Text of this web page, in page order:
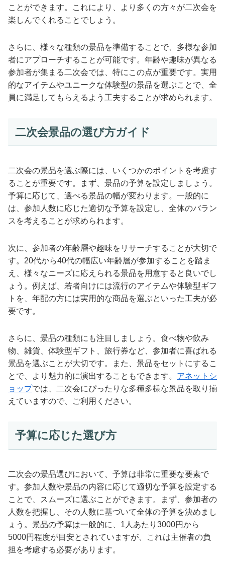
ことができます。これにより、より多くの方々が二次会を
楽しんでくれることでしょう。
さらに、様々な種類の景品を準備することで、多様な参加
者にアプローチすることが可能です。年齢や趣味が異なる
参加者が集まる二次会では、特にこの点が重要です。実用
的なアイテムやユニークな体験型の景品を選ぶことで、全
員に満足してもらえるよう工夫することが求められます。
二次会景品の選び方ガイド
二次会の景品を選ぶ際には、いくつかのポイントを考慮す
ることが重要です。まず、景品の予算を設定しましょう。
予算に応じて、選べる景品の幅が変わります。一般的に
は、参加人数に応じた適切な予算を設定し、全体のバラン
スを考えることが求められます。
次に、参加者の年齢層や趣味をリサーチすることが大切で
す。20代から40代の幅広い年齢層が参加することを踏ま
え、様々なニーズに応えられる景品を用意すると良いでし
ょう。例えば、若者向けには流行のアイテムや体験型ギフ
トを、年配の方には実用的な商品を選ぶといった工夫が必
要です。
さらに、景品の種類にも注目しましょう。食べ物や飲み
物、雑貨、体験型ギフト、旅行券など、参加者に喜ばれる
景品を選ぶことが大切です。また、景品をセットにするこ
とで、より魅力的に演出することもできます。 アネットシ
ョップでは、二次会にぴったりな多種多様な景品を取り揃
えていますので、ご利用ください。
予算に応じた選び方
二次会の景品選びにおいて、予算は非常に重要な要素で
す。参加人数や景品の内容に応じて適切な予算を設定する
ことで、スムーズに選ぶことができます。まず、参加者の
人数を把握し、その人数に基づいて全体の予算を決めまし
ょう。景品の予算は一般的に、1人あたり3000円から
5000円程度が目安とされていますが、これは主催者の負
担を考慮する必要があります。